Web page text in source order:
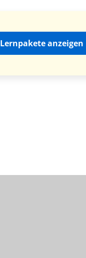
Lernpakete anzeigen